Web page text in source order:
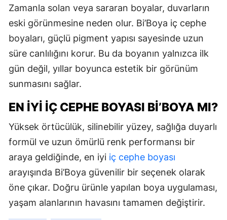
Zamanla solan veya sararan boyalar, duvarların
eski görünmesine neden olur. Bi’Boya iç cephe
boyaları, güçlü pigment yapısı sayesinde uzun
süre canlılığını korur. Bu da boyanın yalnızca ilk
gün değil, yıllar boyunca estetik bir görünüm
sunmasını sağlar.
EN İYI İÇ CEPHE BOYASI BI’BOYA MI?
Yüksek örtücülük, silinebilir yüzey, sağlığa duyarlı
formül ve uzun ömürlü renk performansı bir
araya geldiğinde, en iyi iç cephe boyası
arayışında Bi’Boya güvenilir bir seçenek olarak
öne çıkar. Doğru ürünle yapılan boya uygulaması,
yaşam alanlarının havasını tamamen değiştirir.